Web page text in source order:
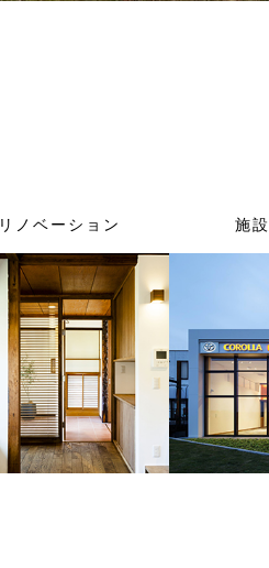
リノベーション 施